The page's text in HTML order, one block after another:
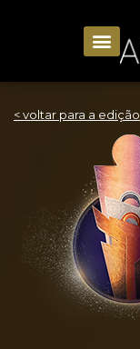
< voltar para a edição